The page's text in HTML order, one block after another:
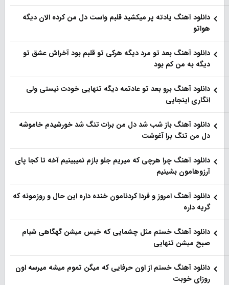
دانلود آهنگ یادته پر میکشید قلبم واست دل من کرده الان دیگه
هواتو
دانلود آهنگ بعد تو مرد دیگه هرکی تو قلبم بود آخراش عشق تو
دیگه به من کم بود
دانلود آهنگ برو بعد تو عادتمه دیگه تنهایی خودت نیستی ولی
انگاری اینجایی
دانلود آهنگ باز شب شد دل من برات تنگ شد خورشیدم خاموشه
دل من تنگ برا آغوشت
دانلود آهنگ چرا هرچی که میریم جلو بازم نمیبینیم آخه تا کجا پای
آرزوهامون بشینیم
دانلود آهنگ امروز و فردا کردنامون خنده داره این حال و روزمونه که
گریه داره
دانلود آهنگ خستم مثل چشمایی که خیس میشن گهگاهی شبام
صبح میشن تنهایی
دانلود آهنگ خستم از اون حرفایی که میگن تموم میشه میرسه اون
روزای خوبت